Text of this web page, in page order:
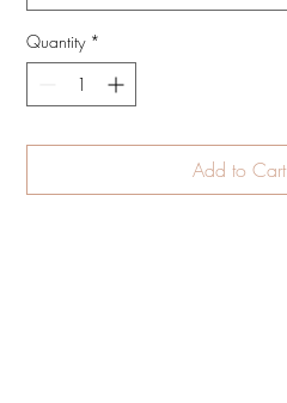
Quantity *
Add to Cart